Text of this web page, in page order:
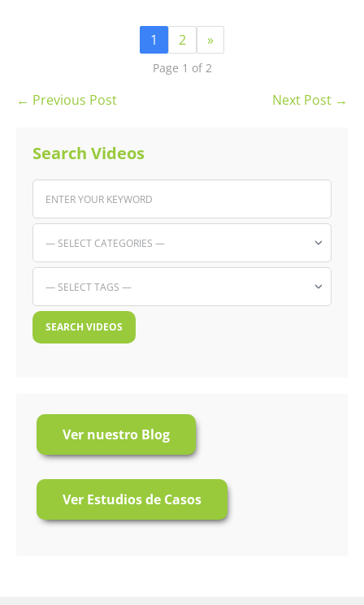
1 2 »
Page 1 of 2
Post
← Previous Post Next Post →
Search Videos
Ver nuestro Blog
Ver Estudios de Casos